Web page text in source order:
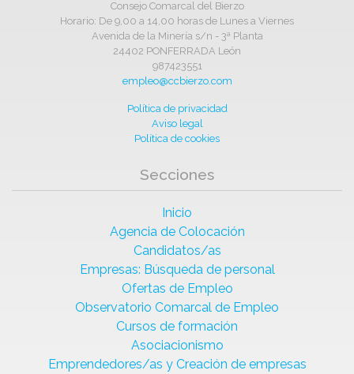
Consejo Comarcal del Bierzo
Horario: De 9,00 a 14,00 horas de Lunes a Viernes
Avenida de la Minería s/n - 3ª Planta
24402 PONFERRADA León
987423551
empleo@ccbierzo.com
Política de privacidad
Aviso legal
Política de cookies
Secciones
Inicio
Agencia de Colocación
Candidatos/as
Empresas: Búsqueda de personal
Ofertas de Empleo
Observatorio Comarcal de Empleo
Cursos de formación
Asociacionismo
Emprendedores/as y Creación de empresas